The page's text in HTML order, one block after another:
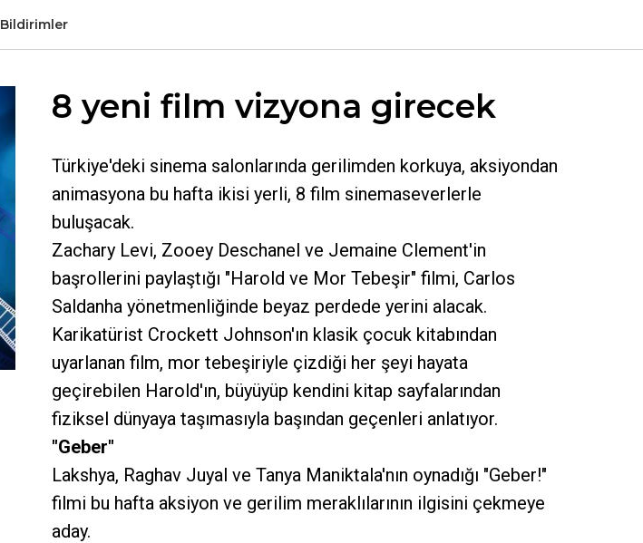
Bildirimler
8 yeni film vizyona girecek
Türkiye'deki sinema salonlarında gerilimden korkuya, aksiyondan
animasyona bu hafta ikisi yerli, 8 film sinemaseverlerle
buluşacak.
Zachary Levi, Zooey Deschanel ve Jemaine Clement'in
başrollerini paylaştığı "Harold ve Mor Tebeşir" filmi, Carlos
Saldanha yönetmenliğinde beyaz perdede yerini alacak.
Karikatürist Crockett Johnson'ın klasik çocuk kitabından
uyarlanan film, mor tebeşiriyle çizdiği her şeyi hayata
geçirebilen Harold'ın, büyüyüp kendini kitap sayfalarından
fiziksel dünyaya taşımasıyla başından geçenleri anlatıyor.
"Geber"
Lakshya, Raghav Juyal ve Tanya Maniktala'nın oynadığı "Geber!"
filmi bu hafta aksiyon ve gerilim meraklılarının ilgisini çekmeye
aday.